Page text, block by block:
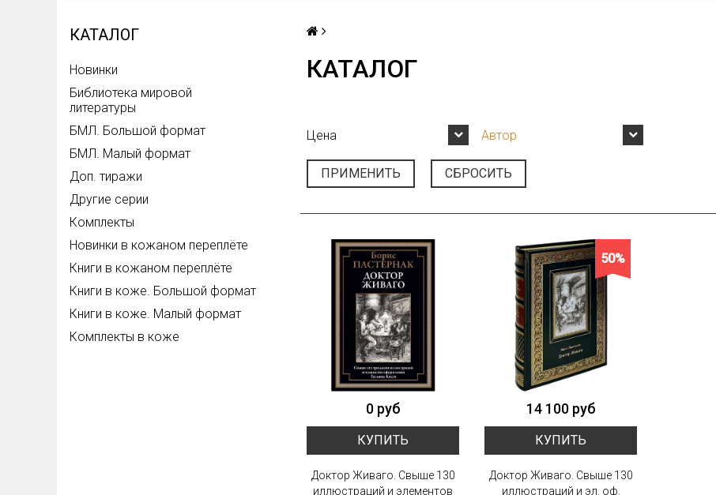
КАТАЛОГ
Новинки
Библиотека мировой
литературы
БМЛ. Большой формат
БМЛ. Малый формат
Доп. тиражи
Другие серии
Комплекты
Новинки в кожаном переплёте
Книги в кожаном переплёте
Книги в коже. Большой формат
Книги в коже. Малый формат
Комплекты в коже
КАТАЛОГ
Цена Автор
ПРИМЕНИТЬ СБРОСИТЬ
0 руб
КУПИТЬ
Доктор Живаго. Свыше 130
иллюстраций и элементов
50%
14 100 руб
КУПИТЬ
Доктор Живаго. Свыше 130
иллюстраций и эл. оф.